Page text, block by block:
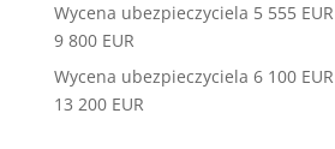
Wycena ubezpieczyciela 5 555 EUR
9 800 EUR
Wycena ubezpieczyciela 6 100 EUR
13 200 EUR